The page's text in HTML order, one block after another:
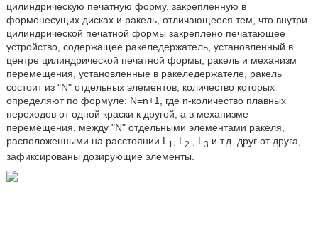
цилиндрическую печатную форму, закрепленную в
формонесущих дисках и ракель, отличающееся тем, что внутри
цилиндрической печатной формы закреплено печатающее
устройство, содержащее ракеледержатель, установленный в
центре цилиндрической печатной формы, ракель и механизм
перемещения, установленные в ракеледержателе, ракель
состоит из "N" отдельных элементов, количество которых
определяют по формуле: N=n+1, где n-количество плавных
переходов от одной краски к другой, а в механизме
перемещения, между "N" отдельными элементами ракеля,
расположенными на расстоянии L1 , L2 , L3 и т.д. друг от друга,
зафиксированы дозирующие элементы.